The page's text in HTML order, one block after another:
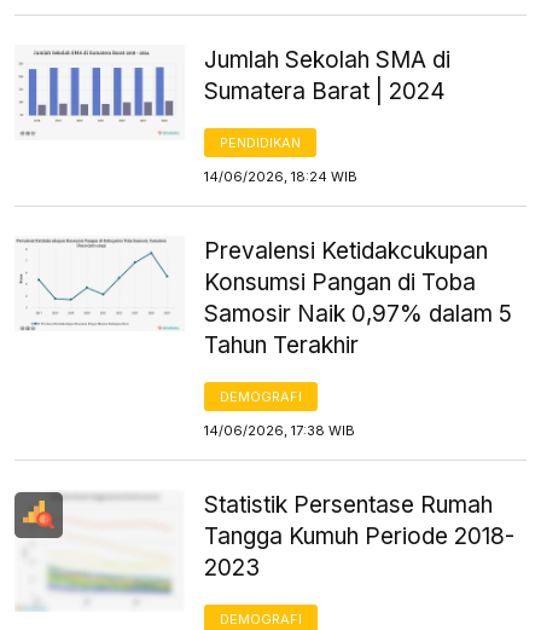
Jumlah Sekolah SMA di
Sumatera Barat | 2024
PENDIDIKAN
14/06/2026, 18:24 WIB
Prevalensi Ketidakcukupan
Konsumsi Pangan di Toba
Samosir Naik 0,97% dalam 5
Tahun Terakhir
DEMOGRAFI
14/06/2026, 17:38 WIB
Statistik Persentase Rumah
Tangga Kumuh Periode 2018-
2023
DEMOGRAFI